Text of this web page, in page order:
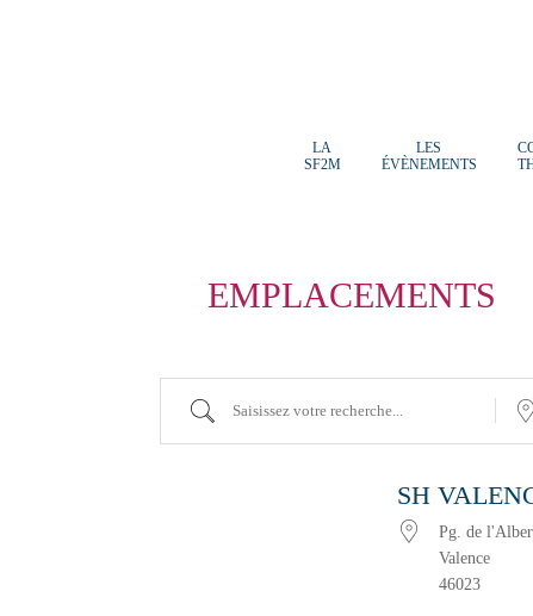
LA
SF2M
LES
ÉVÈNEMENTS
EMPLACEMENTS
Saisissez
Proche
SH
Pg. de
Valence
46023